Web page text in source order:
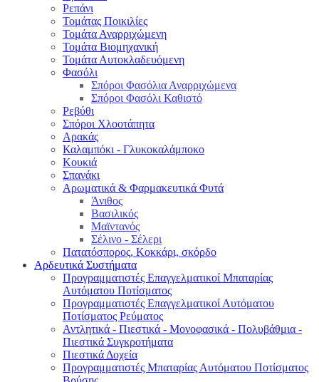
Ρεπάνι
Τομάτας Ποικιλίες
Τομάτα Αναρριχώμενη
Τομάτα Βιομηχανική
Τομάτα Αυτοκλαδευόμενη
Φασόλι
Σπόροι Φασόλια Αναρριχώμενα
Σπόροι Φασόλι Καθιστό
Ρεβύθι
Σπόροι Χλοοτάπητα
Αρακάς
Καλαμπόκι - Γλυκοκαλάμποκο
Κουκιά
Σπανάκι
Αρωματικά & Φαρμακευτικά Φυτά
Άνιθος
Βασιλικός
Μαϊντανός
Σέλινο - Σέλερι
Πατατόσπορος, Κοκκάρι, σκόρδο
Αρδευτικά Συστήματα
Προγραμματιστές Επαγγελματικοί Μπαταρίας
Αυτόματου Ποτίσματος
Προγραμματιστές Επαγγελματικοί Αυτόματου
Ποτίσματος Ρεύματος
Αντλητικά - Πιεστικά - Μονοφασικά - Πολυβάθμια -
Πιεστικά Συγκροτήματα
Πιεστικά Δοχεία
Προγραμματιστές Μπαταρίας Αυτόματου Ποτίσματος